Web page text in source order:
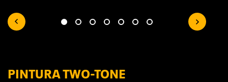
PINTURA TWO-TONE